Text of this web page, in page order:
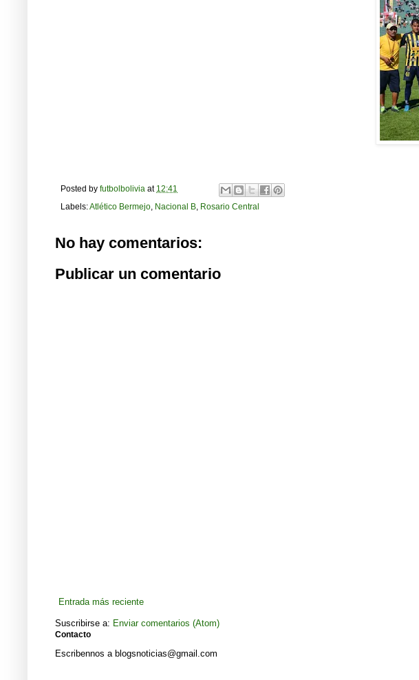
Posted by futbolbolivia at 12:41
Labels: Atlético Bermejo Nacional B Rosario Central
No hay comentarios:
Publicar un comentario
Entrada más reciente
Suscribirse a: Enviar comentarios (Atom)
Contacto
Escribennos a blogsnoticias@gmail.com